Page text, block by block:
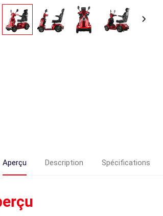
Aperçu Description Spécifications